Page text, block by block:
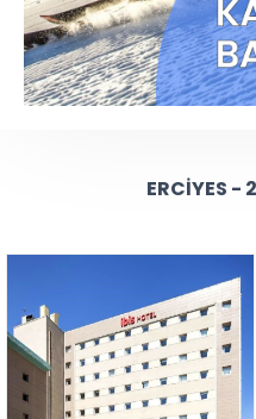
ERCIYES -